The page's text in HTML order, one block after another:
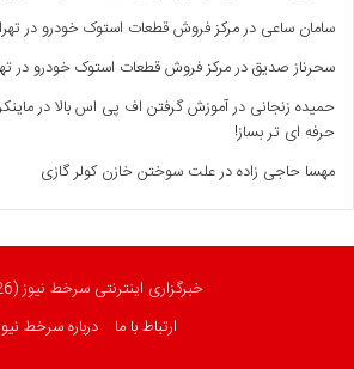
سامان ساعی درمرکز فروش قطعات استوک خودرو در
سحرناز صدیقدرمرکز فروش قطعات استوک خودرو در
حمیده زنجانی درآموزش گرفتن اف پی اس بالا در
حرفه ای تر بساز!
مهسا حاجی زادهدرعلت سوختن خازن کولر گازی
خبرگزاری اینترنتی سرخط نیوز (2026)
ارتباط با ما
درباره سرخط